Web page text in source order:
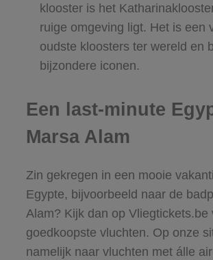
klooster is het
ruige omgeving ligt. Het is een
oudste kloosters ter wereld en
bijzondere iconen.
Een last-minute
Marsa Alam
Zin gekregen in een mooie
Egypte, bijvoorbeeld naar de
Alam? Kijk dan op Vliegtickets.be
goedkoopste vluchten. Op onze
namelijk naar vluchten met álle